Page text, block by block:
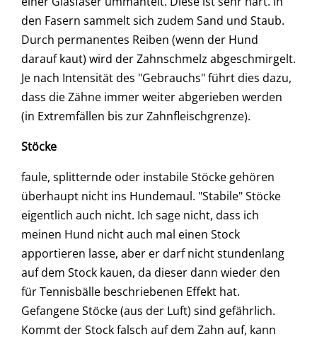
den Fasern sammelt sich zudem Sand und Staub.
Durch permanentes Reiben (wenn der Hund
darauf kaut) wird der Zahnschmelz abgeschmirgelt.
Je nach Intensität des "Gebrauchs" führt dies dazu,
dass die Zähne immer weiter abgerieben werden
(in Extremfällen bis zur Zahnfleischgrenze).
Stöcke
faule, splitternde oder instabile Stöcke gehören
überhaupt nicht ins Hundemaul. "Stabile" Stöcke
eigentlich auch nicht. Ich sage nicht, dass ich
meinen Hund nicht auch mal einen Stock
apportieren lasse, aber er darf nicht stundenlang
auf dem Stock kauen, da dieser dann wieder den
für Tennisbälle beschriebenen Effekt hat.
Gefangene Stöcke (aus der Luft) sind gefährlich.
Kommt der Stock falsch auf dem Zahn auf, kann